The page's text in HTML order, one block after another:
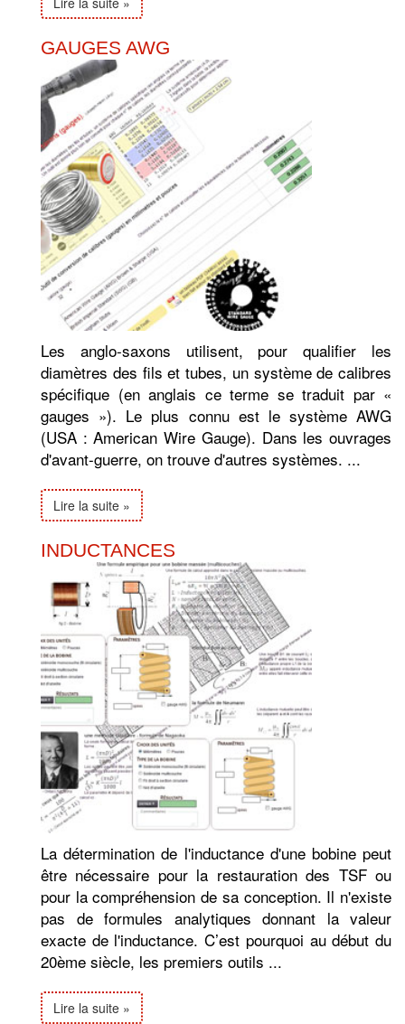
GAUGES AWG
Les anglo-saxons utilisent, pour qualifier les
diamètres des fils et tubes, un système de calibres
spécifique (en anglais ce terme se traduit par «
gauges »). Le plus connu est le système AWG
(USA : American Wire Gauge). Dans les ouvrages
d'avant-guerre, on trouve d'autres systèmes. ...
Lire la suite »
INDUCTANCES
La détermination de l'inductance d'une bobine peut
être nécessaire pour la restauration des TSF ou
pour la compréhension de sa conception. Il n'existe
pas de formules analytiques donnant la valeur
exacte de l'inductance. C’est pourquoi au début du
20ème siècle, les premiers outils ...
Lire la suite »